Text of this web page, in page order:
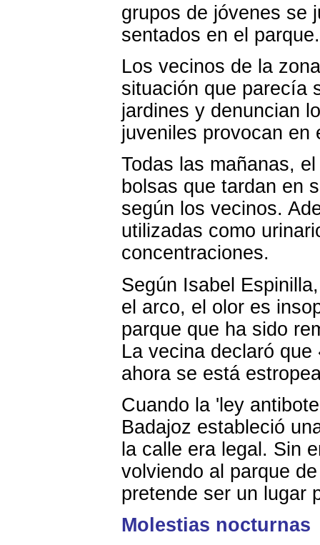
grupos de jóvenes se
sentados en el parque.
Los vecinos de la
situación que parecía
jardines y denuncian
juveniles provocan en
Todas las mañanas,
bolsas que tardan en
según los vecinos.
utilizadas como
concentraciones.
Según Isabel
el arco, el olor es
parque que ha sido
La vecina declaró
ahora se está
Cuando la 'ley
Badajoz estableció
la calle era legal. Sin
volviendo al parque
pretende ser un lugar
Molestias nocturnas